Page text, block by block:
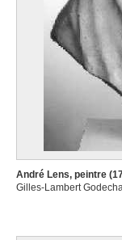
André Lens, peintre
Gilles-Lambert